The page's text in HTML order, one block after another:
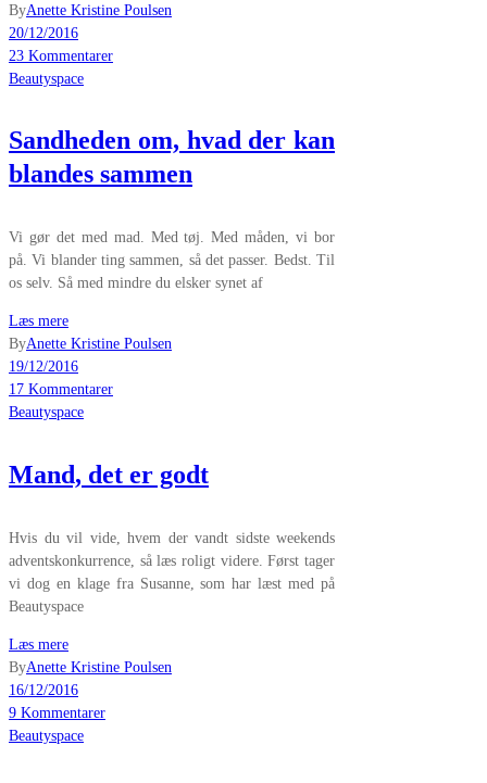
ByAnette Kristine Poulsen
20/12/2016
23 Kommentarer
Beautyspace
Sandheden om, hvad der kan
blandes sammen
Vi gør det med mad. Med tøj. Med måden, vi bor
på. Vi blander ting sammen, så det passer. Bedst. Til
os selv. Så med mindre du elsker synet af
Læs mere
ByAnette Kristine Poulsen
19/12/2016
17 Kommentarer
Beautyspace
Mand, det er godt
Hvis du vil vide, hvem der vandt sidste weekends
adventskonkurrence, så læs roligt videre. Først tager
vi dog en klage fra Susanne, som har læst med på
Beautyspace
Læs mere
ByAnette Kristine Poulsen
16/12/2016
9 Kommentarer
Beautyspace